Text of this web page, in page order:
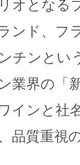
ンド、フ
チンとい
業界の「
インと社
品質重視